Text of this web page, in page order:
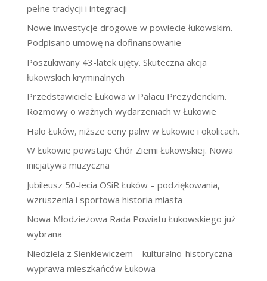
pełne tradycji i integracji
Nowe inwestycje drogowe w powiecie łukowskim.
Podpisano umowę na dofinansowanie
Poszukiwany 43-latek ujęty. Skuteczna akcja
łukowskich kryminalnych
Przedstawiciele Łukowa w Pałacu Prezydenckim.
Rozmowy o ważnych wydarzeniach w Łukowie
Halo Łuków, niższe ceny paliw w Łukowie i okolicach.
W Łukowie powstaje Chór Ziemi Łukowskiej. Nowa
inicjatywa muzyczna
Jubileusz 50-lecia OSiR Łuków – podziękowania,
wzruszenia i sportowa historia miasta
Nowa Młodzieżowa Rada Powiatu Łukowskiego już
wybrana
Niedziela z Sienkiewiczem – kulturalno-historyczna
wyprawa mieszkańców Łukowa